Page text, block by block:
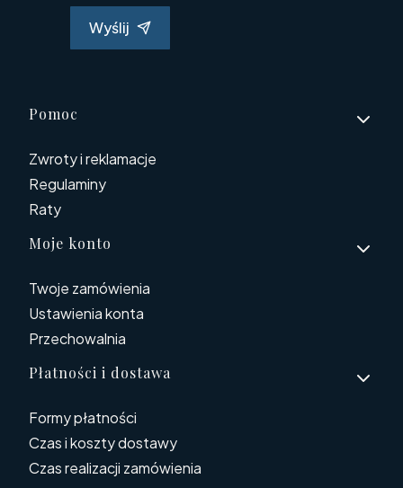
Wyślij
Linki w stopce
Pomoc
Zwroty i reklamacje
Regulaminy
Raty
Moje konto
Twoje zamówienia
Ustawienia konta
Przechowalnia
Płatności i dostawa
Formy płatności
Czas i koszty dostawy
Czas realizacji zamówienia